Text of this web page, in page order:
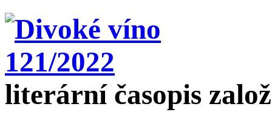
literární časopis